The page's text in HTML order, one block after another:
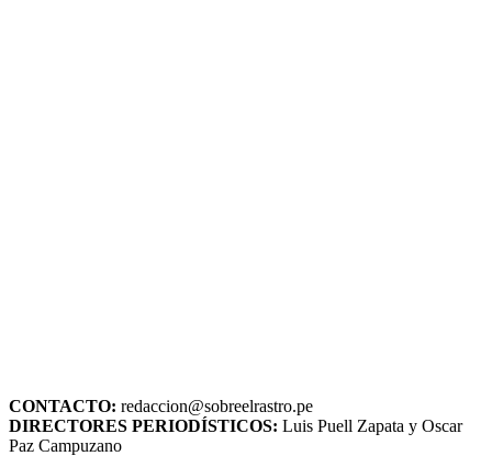
CONTACTO: redaccion@sobreelrastro.pe
DIRECTORES PERIODÍSTICOS: Luis Puell Zapata y Oscar
Paz Campuzano